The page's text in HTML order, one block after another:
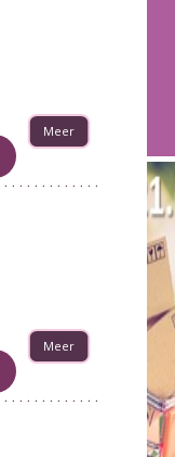
Meer
Meer